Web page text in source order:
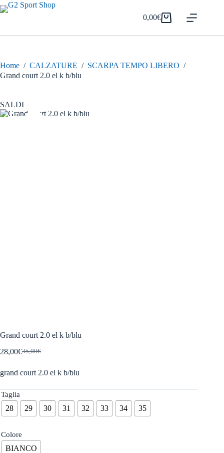
Salta
al
Carrello
0,00€
Home / CALZATURE / SCARPA TEMPO LIBERO /
Grand court 2.0 el k b/blu
SALDI
Grand court 2.0 el k b/blu
35,00€
Il
originale
35,00€.
28,00€Il
attuale
28,00€.
grand court 2.0 el k b/blu
Taglia
28 29 30 31 32 33 34 35
Colore
BIANCO